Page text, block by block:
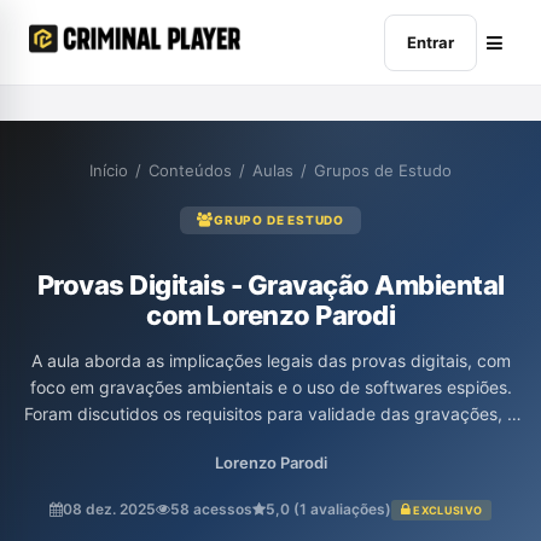
Entrar
Início / Conteúdos / Aulas / Grupos de Estudo
GRUPO DE ESTUDO
Provas Digitais - Gravação Ambiental
com Lorenzo Parodi
A aula aborda as implicações legais das provas digitais, com
foco em gravações ambientais e o uso de softwares espiões.
Foram discutidos os requisitos para validade das gravações, a
riscos associados a práticas como a engenharia social para
professor Lorenzo Parodi abordou a necessidade de
Lorenzo Parodi
08 dez. 2025 58 acessos 5,0 (1 avaliações) EXCLUSIVO